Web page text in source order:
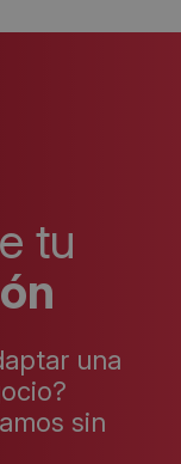
tu
una
sin